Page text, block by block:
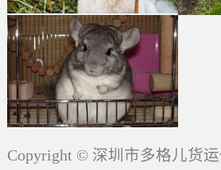
Copyright © 深圳市多格儿货